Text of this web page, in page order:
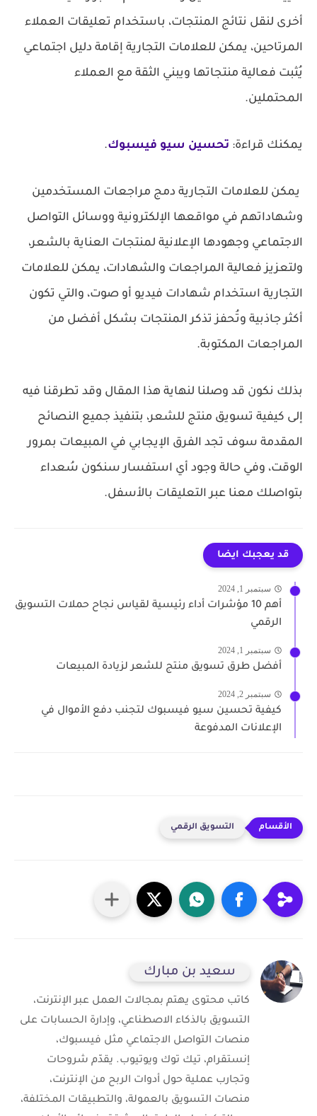
أخرى لنقل نتائج المنتجات، باستخدام تعليقات العملاء
المرتاحين، يمكن للعلامات التجارية إقامة دليل اجتماعي
يُثبت فعالية منتجاتها ويبني الثقة مع العملاء
المحتملين.
يمكنك قراءة: تحسين سيو فيسبوك.
يمكن للعلامات التجارية دمج مراجعات المستخدمين
وشهاداتهم في مواقعها الإلكترونية ووسائل التواصل
الاجتماعي وجهودها الإعلانية لمنتجات العناية بالشعر،
ولتعزيز فعالية المراجعات والشهادات، يمكن للعلامات
التجارية استخدام شهادات فيديو أو صوت، والتي تكون
أكثر جاذبية وتُحفز تذكر المنتجات بشكل أفضل من
المراجعات المكتوبة.
بذلك نكون قد وصلنا لنهاية هذا المقال وقد تطرقنا فيه
إلى كيفية تسويق منتج للشعر، بتنفيذ جميع النصائح
المقدمة سوف تجد الفرق الإيجابي في المبيعات بمرور
الوقت، وفي حالة وجود أي استفسار سنكون سُعداء
بتواصلك معنا عبر التعليقات بالأسفل.
قد يعجبك ايضا
سبتمبر 1, 2024
أهم 10 مؤشرات أداء رئيسية لقياس نجاح حملات التسويق
الرقمي
سبتمبر 1, 2024
أفضل طرق تسويق منتج للشعر لزيادة المبيعات
سبتمبر 2, 2024
كيفية تحسين سيو فيسبوك لتجنب دفع الأموال في
الإعلانات المدفوعة
التسويق الرقمي
سعيد بن مبارك
كاتب محتوى يهتم بمجالات العمل عبر الإنترنت،
التسويق بالذكاء الاصطناعي، وإدارة الحسابات على
منصات التواصل الاجتماعي مثل فيسبوك،
إنستقرام، تيك توك ويوتيوب. يقدّم شروحات
وتجارب عملية حول أدوات الربح من الإنترنت،
منصات التسويق بالعمولة، والتطبيقات المختلفة،